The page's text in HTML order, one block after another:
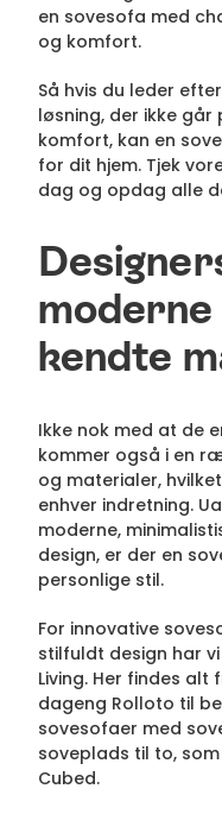
en sovesofa med
og komfort.
Så hvis du leder
løsning, der ikke
komfort, kan en
for dit hjem. Tjek
dag og opdag alle
kendte
Ikke nok med at de
kommer også i en
og materialer,
enhver indretning.
moderne,
design, er der en
personlige stil.
For innovative
stilfuldt design har
Living. Her findes
dageng Rolloto til
sovesofaer med
soveplads til to,
Cubed.